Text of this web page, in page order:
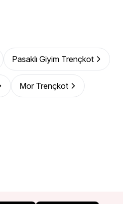
Pasaklı Giyim Trençkot
Mor Trençkot